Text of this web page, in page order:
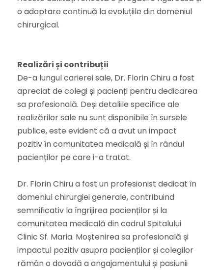
o adaptare continuă la evoluțiile din domeniul
chirurgical.
Realizări și contribuții
De-a lungul carierei sale, Dr. Florin Chiru a fost
apreciat de colegi și pacienți pentru dedicarea
sa profesională. Deși detaliile specifice ale
realizărilor sale nu sunt disponibile în sursele
publice, este evident că a avut un impact
pozitiv în comunitatea medicală și în rândul
pacienților pe care i-a tratat.
Dr. Florin Chiru a fost un profesionist dedicat în
domeniul chirurgiei generale, contribuind
semnificativ la îngrijirea pacienților și la
comunitatea medicală din cadrul Spitalului
Clinic Sf. Maria. Moștenirea sa profesională și
impactul pozitiv asupra pacienților și colegilor
rămân o dovadă a angajamentului și pasiunii